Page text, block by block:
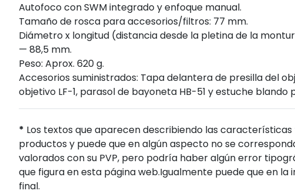
Autofoco con SWM integrado y enfoque manual.
Tamaño de rosca para accesorios/filtros: 77 mm.
Diámetro x longitud (distancia desde la pletina de la
— 88,5 mm.
Peso: Aprox. 620 g.
Accesorios suministrados: Tapa delantera de presilla del
objetivo LF-1, parasol de bayoneta HB-51 y estuche blando
* Los textos que aparecen describiendo las
productos y puede que en algún aspecto no se
valorados con su PVP, pero podría haber algún error
que figura en esta página web.Igualmente puede que en
final.